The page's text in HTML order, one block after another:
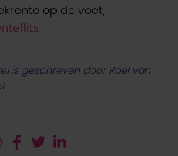
op de voet,
.
is geschreven door Roel van